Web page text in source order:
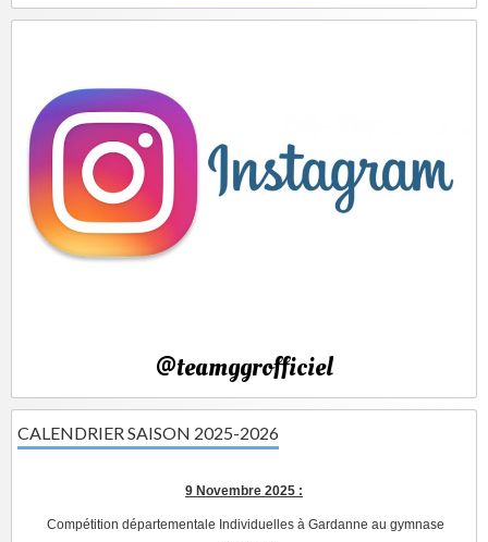
@teamggrofficiel
CALENDRIER SAISON 2025-2026
9 Novembre 2025 :
Compétition départementale Individuelles à Gardanne au gymnase